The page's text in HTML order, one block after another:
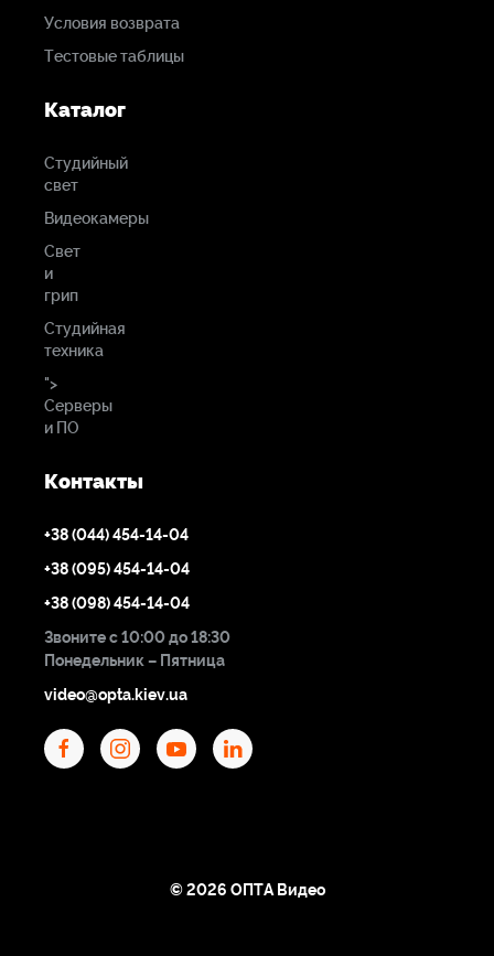
Условия возврата
Тестовые таблицы
Каталог
Студийный
свет
Видеокамеры
Свет
и
грип
Студийная
техника
">
Серверы
и ПО
Контакты
+38 (044) 454-14-04
+38 (095) 454-14-04
+38 (098) 454-14-04
Звоните с 10:00 до 18:30
Понедельник – Пятница
video@opta.kiev.ua
© 2026 ОПТА Видео